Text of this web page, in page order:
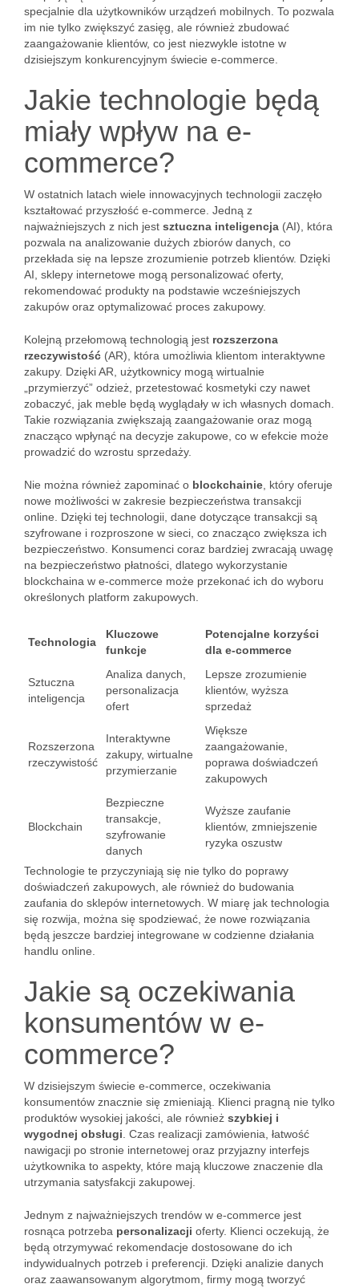
specjalnie dla użytkowników urządzeń mobilnych. To pozwala
im nie tylko zwiększyć zasięg, ale również zbudować
zaangażowanie klientów, co jest niezwykle istotne w
dzisiejszym konkurencyjnym świecie e-commerce.
Jakie technologie będą
miały wpływ na e-
commerce?
W ostatnich latach wiele innowacyjnych technologii zaczęło
kształtować przyszłość e-commerce. Jedną z
najważniejszych z nich jest sztuczna inteligencja (AI), która
pozwala na analizowanie dużych zbiorów danych, co
przekłada się na lepsze zrozumienie potrzeb klientów. Dzięki
AI, sklepy internetowe mogą personalizować oferty,
rekomendować produkty na podstawie wcześniejszych
zakupów oraz optymalizować proces zakupowy.
Kolejną przełomową technologią jest rozszerzona
rzeczywistość (AR), która umożliwia klientom interaktywne
zakupy. Dzięki AR, użytkownicy mogą wirtualnie
„przymierzyć” odzież, przetestować kosmetyki czy nawet
zobaczyć, jak meble będą wyglądały w ich własnych domach.
Takie rozwiązania zwiększają zaangażowanie oraz mogą
znacząco wpłynąć na decyzje zakupowe, co w efekcie może
prowadzić do wzrostu sprzedaży.
Nie można również zapominać o blockchainie , który oferuje
nowe możliwości w zakresie bezpieczeństwa transakcji
online. Dzięki tej technologii, dane dotyczące transakcji są
szyfrowane i rozproszone w sieci, co znacząco zwiększa ich
bezpieczeństwo. Konsumenci coraz bardziej zwracają uwagę
na bezpieczeństwo płatności, dlatego wykorzystanie
blockchaina w e-commerce może przekonać ich do wyboru
określonych platform zakupowych.
Technologia
Kluczowe
funkcje
Potencjalne korzyści
dla e-commerce
Sztuczna
inteligencja
Analiza danych,
personalizacja
ofert
Lepsze zrozumienie
klientów, wyższa
sprzedaż
Rozszerzona
rzeczywistość
Interaktywne
zakupy, wirtualne
przymierzanie
Większe
zaangażowanie,
poprawa doświadczeń
zakupowych
Blockchain
Bezpieczne
transakcje,
szyfrowanie
danych
Wyższe zaufanie
klientów, zmniejszenie
ryzyka oszustw
Technologie te przyczyniają się nie tylko do poprawy
doświadczeń zakupowych, ale również do budowania
zaufania do sklepów internetowych. W miarę jak technologia
się rozwija, można się spodziewać, że nowe rozwiązania
będą jeszcze bardziej integrowane w codzienne działania
handlu online.
Jakie są oczekiwania
konsumentów w e-
commerce?
W dzisiejszym świecie e-commerce, oczekiwania
konsumentów znacznie się zmieniają. Klienci pragną nie tylko
produktów wysokiej jakości, ale również szybkiej i
wygodnej obsługi . Czas realizacji zamówienia, łatwość
nawigacji po stronie internetowej oraz przyjazny interfejs
użytkownika to aspekty, które mają kluczowe znaczenie dla
utrzymania satysfakcji zakupowej.
Jednym z najważniejszych trendów w e-commerce jest
rosnąca potrzeba personalizacji oferty. Klienci oczekują, że
będą otrzymywać rekomendacje dostosowane do ich
indywidualnych potrzeb i preferencji. Dzięki analizie danych
oraz zaawansowanym algorytmom, firmy mogą tworzyć